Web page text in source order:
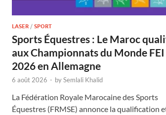
LASER /SPORT
Sports Équestres : Le Maroc
aux Championnats du Monde FEI
2026 en Allemagne
6 août 2026 - bySemlali Khalid
La Fédération Royale Marocaine des Sports
Équestres (FRMSE) annonce la qualification